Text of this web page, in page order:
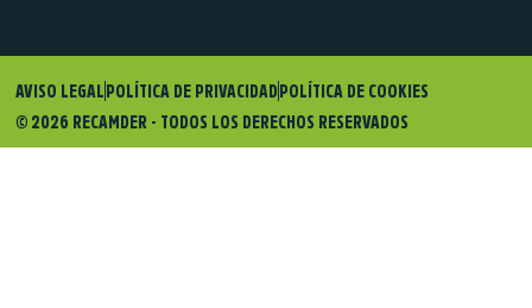
© 2026 RECAMDER - TODOS LOS DERECHOS RESERVADOS
AVISO LEGAL POLÍTICA DE PRIVACIDAD POLÍTICA DE COOKIES